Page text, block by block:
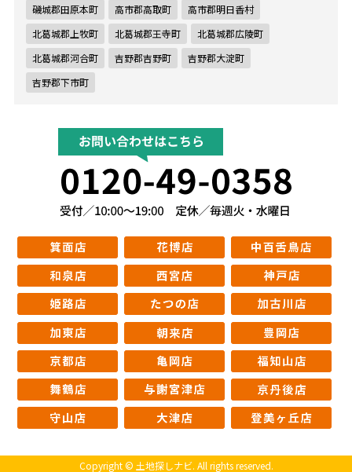
磯城郡田原本町
高市郡高取町
高市郡明日香村
北葛城郡上牧町
北葛城郡王寺町
北葛城郡広陵町
北葛城郡河合町
吉野郡吉野町
吉野郡大淀町
吉野郡下市町
Copyright © 土地探しナビ. All rights reserved.